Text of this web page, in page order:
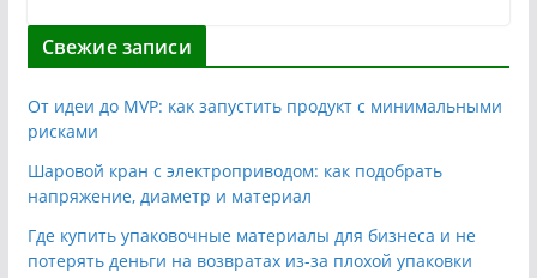
Свежие записи
От идеи до MVP: как запустить продукт с минимальными
рисками
Шаровой кран с электроприводом: как подобрать
напряжение, диаметр и материал
Где купить упаковочные материалы для бизнеса и не
потерять деньги на возвратах из-за плохой упаковки